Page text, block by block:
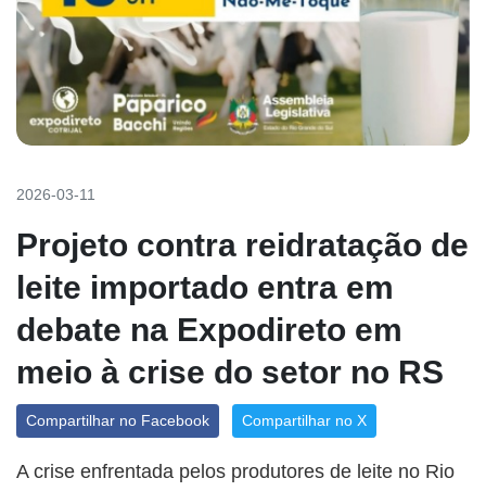
2026-03-11
Projeto contra reidratação de
leite importado entra em
debate na Expodireto em
meio à crise do setor no RS
Compartilhar no Facebook Compartilhar no X
A crise enfrentada pelos produtores de leite no Rio